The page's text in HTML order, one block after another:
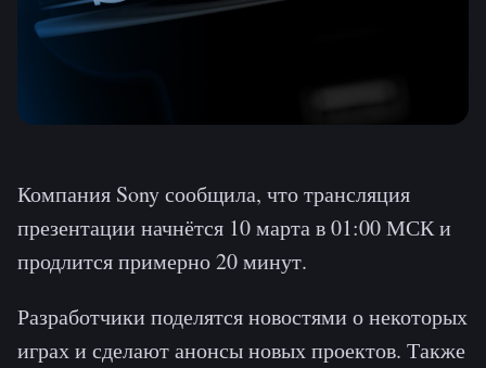
Компания Sony сообщила, что трансляция
презентации начнётся 10 марта в 01:00 МСК и
продлится примерно 20 минут.
Разработчики поделятся новостями о некоторых
играх и сделают анонсы новых проектов. Также